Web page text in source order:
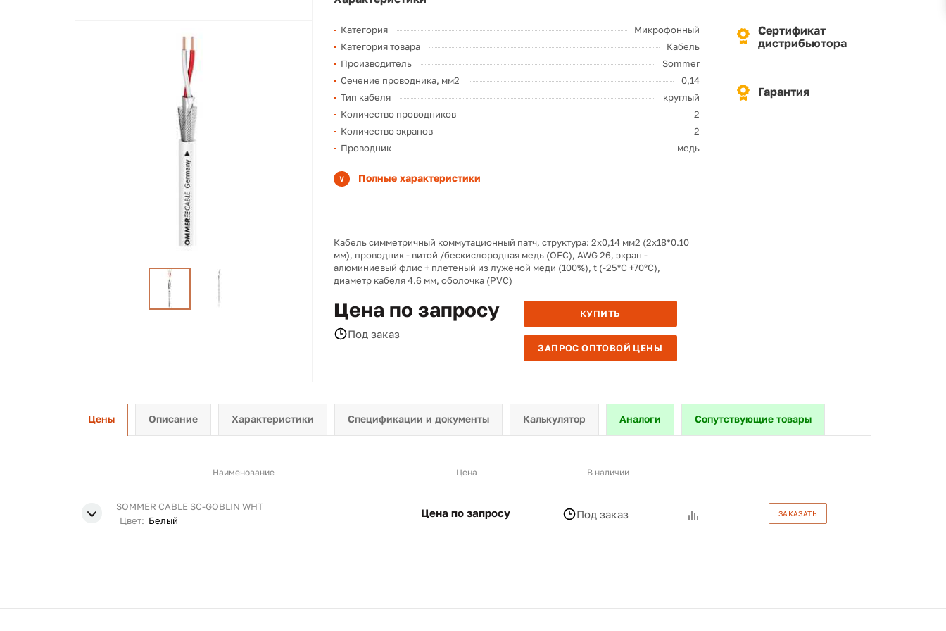
Категория
Микрофонный
Категория товара
Кабель
Производитель
Sommer
Сечение проводника, мм2
0,14
Тип кабеля
круглый
Количество проводников
2
Количество экранов
2
Проводник
медь
Полные характеристики
Кабель симметричный коммутационный патч, структура: 2х0,14 мм2 (2х18*0.10
мм), проводник - витой /бескислородная медь (OFC), AWG 26, экран -
алюминиевый флис + плетеный из луженой меди (100%), t (-25°C +70°C),
диаметр кабеля 4.6 мм, оболочка (PVC)
Цена по запросу
Под заказ
КУПИТЬ
ЗАПРОС ОПТОВОЙ ЦЕНЫ
Сертификат
дистрибьютора
Гарантия
Цены Описание Характеристики Спецификации и документы Калькулятор Аналоги Сопутствующие товары
Наименование Цена В наличии
SOMMER CABLE SC-GOBLIN WHT
Цвет: Белый
Цена по запросу Под заказ ЗАКАЗАТЬ